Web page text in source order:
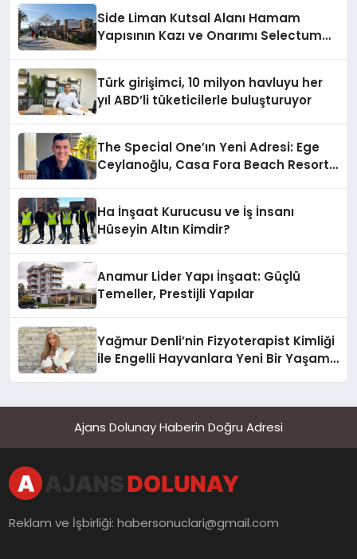
Side Liman Kutsal Alanı Hamam
Yapısının Kazı ve Onarımı Selectum
Türk girişimci, 10 milyon havluyu her
yıl ABD’li tüketicilerle buluşturuyor
The Special One’ın Yeni Adresi: Ege
Ceylanoğlu, Casa Fora Beach Resort
Ha İnşaat Kurucusu ve İş İnsanı
Hüseyin Altın Kimdir?
Anamur Lider Yapı İnşaat: Güçlü
Temeller, Prestijli Yapılar
Yağmur Denli’nin Fizyoterapist Kimliği
ile Engelli Hayvanlara Yeni Bir Yaşam
Ajans Dolunay Haberin Doğru Adresi
Reklam ve İşbirliği:habersonuclari@gmail.com